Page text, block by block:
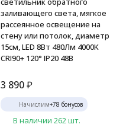
заливающего света, мягкое
рассеянное освещение на
стену или потолок, диаметр
15см, LED 8Вт 480Лм 4000K
CRI90+ 120° IP20 48В
3 890 ₽
Начислим+78 бонусов
В наличии 262 шт.